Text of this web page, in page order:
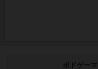
ボドゲー